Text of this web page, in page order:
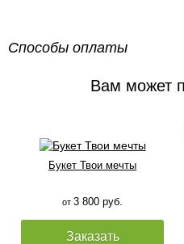
Способы оплаты
Вам может
Букет Твои мечты
от3 800 руб.
Заказать